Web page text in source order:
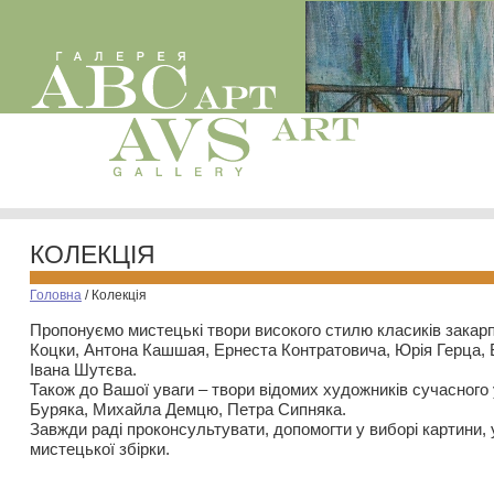
КОЛЕКЦІЯ
Головна / Колекція
Пропонуємо мистецькі твори високого стилю класиків
Коцки, Антона Кашшая, Ернеста Контратовича, Юрія
Івана Шутєва.
Також до Вашої уваги – твори відомих художників
Буряка, Михайла Демцю, Петра Сипняка.
Завжди раді проконсультувати, допомогти у виборі картини,
мистецької збірки.